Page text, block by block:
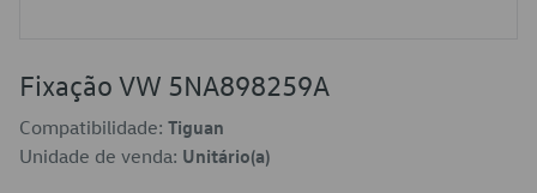
Fixação VW 5NA898259A
Compatibilidade: Tiguan
Unidade de venda: Unitário(a)